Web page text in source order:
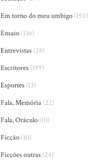
Em torno do meu umbigo (192)
Ensaio (136)
Entrevistas (28)
Escritores (199)
Esportes (13)
Fala, Memória (22)
Fala, Oráculo (10)
Ficção (10)
Ficções outras (24)